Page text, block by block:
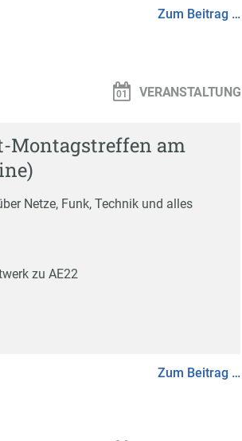
Zum Beitrag …
VERANSTALTUNG
Montagstreffen am
Netze, Funk, Technik und alles
zu AE22
Zum Beitrag …